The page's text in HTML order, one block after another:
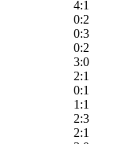
4:1
0:2
0:3
0:2
3:0
2:1
0:1
1:1
2:3
2:1